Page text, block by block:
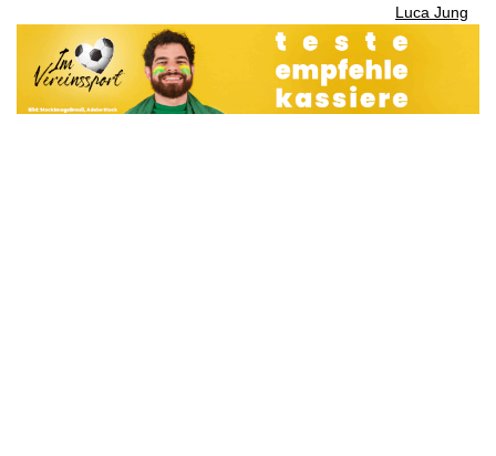
Luca Jung